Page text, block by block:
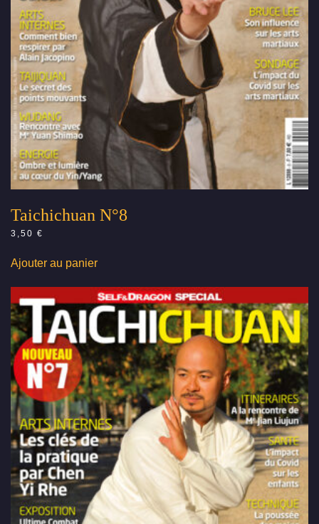
Taichichuan N°8
3,50 €
Ajouter au panier